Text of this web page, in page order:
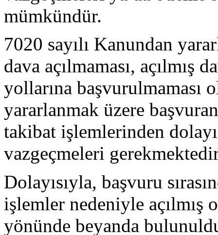
mümkündür.
7020 sayılı Kanundan
dava açılmaması, açılmış
yollarına başvurulmaması
yararlanmak üzere
takibat işlemlerinden
vazgeçmeleri
Dolayısıyla, başvuru
işlemler nedeniyle açılmış
yönünde beyanda